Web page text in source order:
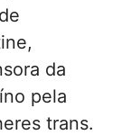
da
pela
trans.